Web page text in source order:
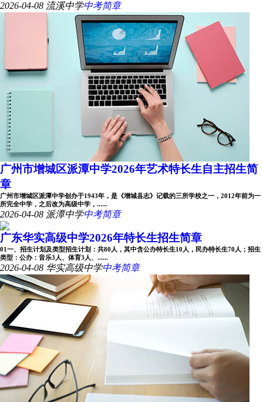
2026-04-08 流溪中学中考简章
广州市增城区派潭中学2026年艺术特长生自主招生简
章
广州市增城区派潭中学创办于1943年，是《增城县志》记载的三所学校之一，2012年前为一
所完全中学，之后改为高级中学，......
2026-04-08 派潭中学中考简章
广东华实高级中学2026年特长生招生简章
01一、招生计划及类型招生计划：共80人，其中含公办特长生10人，民办特长生70人；招生
类型：公办：音乐3人、体育3人、......
2026-04-08 华实高级中学中考简章